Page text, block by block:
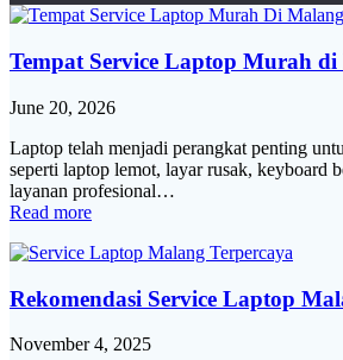
Tempat Service Laptop Murah
June 20, 2026
Laptop telah menjadi perangkat penting
seperti laptop lemot, layar rusak, keyboard
layanan profesional…
Read more
Rekomendasi Service Laptop
November 4, 2025